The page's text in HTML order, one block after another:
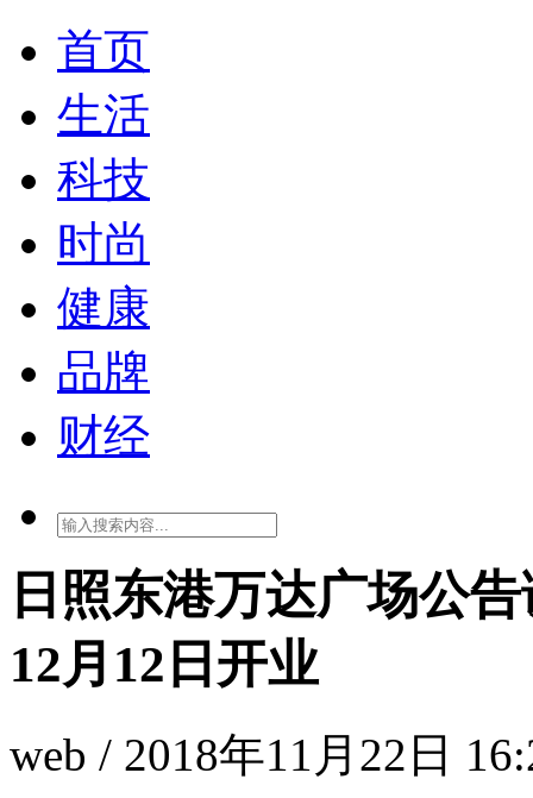
首页
生活
科技
时尚
健康
品牌
财经
日照东港万达广场公
12月12日开业
web / 2018年11月22日